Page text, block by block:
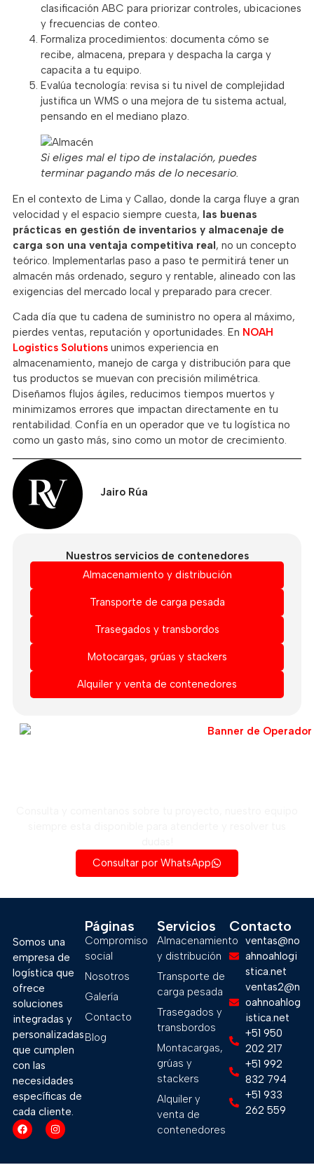
clasificación ABC para priorizar controles, ubicaciones
y frecuencias de conteo.
Formaliza procedimientos: documenta cómo se
recibe, almacena, prepara y despacha la carga y
capacita a tu equipo.
Evalúa tecnología: revisa si tu nivel de complejidad
justifica un WMS o una mejora de tu sistema actual,
pensando en el mediano plazo.
Si eliges mal el tipo de instalación, puedes
terminar pagando más de lo necesario.
En el contexto de Lima y Callao, donde la carga fluye a gran
velocidad y el espacio siempre cuesta, las buenas
prácticas en gestión de inventarios y almacenaje de
carga son una ventaja competitiva real, no un concepto
teórico. Implementarlas paso a paso te permitirá tener un
almacén más ordenado, seguro y rentable, alineado con las
exigencias del mercado local y preparado para crecer.
Cada día que tu cadena de suministro no opera al máximo,
pierdes ventas, reputación y oportunidades. En NOAH
Logistics Solutions unimos experiencia en
almacenamiento, manejo de carga y distribución para que
tus productos se muevan con precisión milimétrica.
Diseñamos flujos ágiles, reducimos tiempos muertos y
minimizamos errores que impactan directamente en tu
rentabilidad. Confía en un operador que ve tu logística no
como un gasto más, sino como un motor de crecimiento.
Jairo Rúa
Nuestros servicios de contenedores
Almacenamiento y distribución
Transporte de carga pesada
Trasegados y transbordos
Motocargas, grúas y stackers
Alquiler y venta de contenedores
Consultar por WhatsApp
Somos una
empresa de
logística que
ofrece
soluciones
integradas y
personalizadas
que cumplen
con las
necesidades
específicas de
cada cliente.
Páginas
Compromiso
social
Nosotros
Galería
Contacto
Blog
Servicios
Almacenamiento
y distribución
Transporte de
carga pesada
Trasegados y
transbordos
Montacargas,
grúas y
stackers
Alquiler y
venta de
contenedores
Contacto
ventas@no
ahnoahlogi
stica.net
ventas2@n
oahnoahlog
istica.net
+51 950
202 217
+51 992
832 794
+51 933
262 559